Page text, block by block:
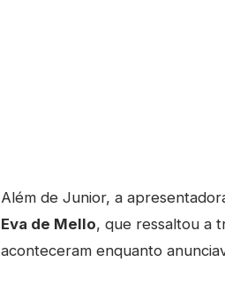
Além de Junior, a
Eva de Mello, que ressaltou a
aconteceram enquanto